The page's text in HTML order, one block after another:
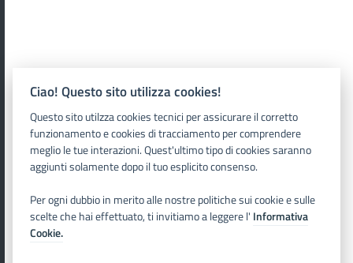
Ciao! Questo sito utilizza cookies!
Questo sito utilzza cookies tecnici per assicurare il corretto
funzionamento e cookies di tracciamento per comprendere
meglio le tue interazioni. Quest'ultimo tipo di cookies saranno
aggiunti solamente dopo il tuo esplicito consenso.
Per ogni dubbio in merito alle nostre politiche sui cookie e sulle
scelte che hai effettuato, ti invitiamo a leggere l' Informativa
Cookie.